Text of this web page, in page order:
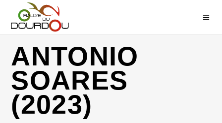
ANTONIO
SOARES
(2023)